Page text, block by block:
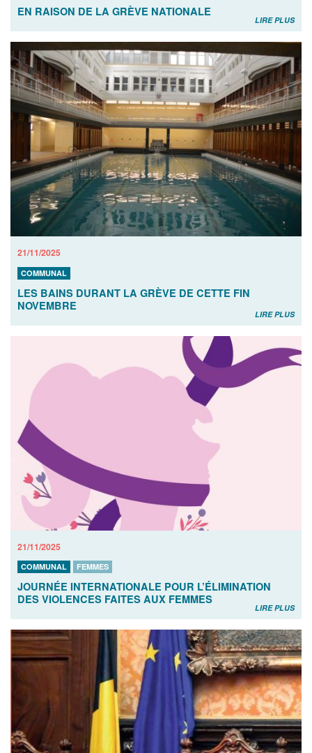
EN RAISON DE LA GRÈVE NATIONALE
LIRE PLUS
21/11/2025
COMMUNAL
LES BAINS DURANT LA GRÈVE DE CETTE FIN
NOVEMBRE
LIRE PLUS
21/11/2025
COMMUNAL FEMMES
JOURNÉE INTERNATIONALE POUR L’ÉLIMINATION
DES VIOLENCES FAITES AUX FEMMES
LIRE PLUS